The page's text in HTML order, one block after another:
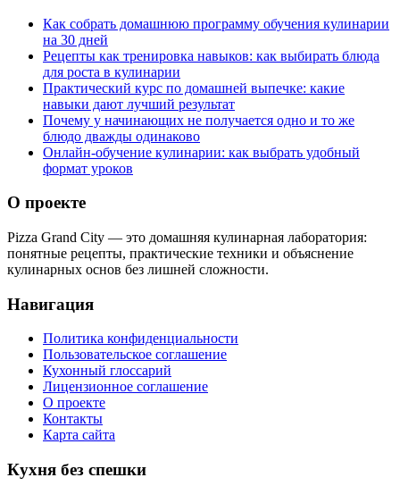
Как собрать домашнюю программу обучения кулинарии
на 30 дней
Рецепты как тренировка навыков: как выбирать блюда
для роста в кулинарии
Практический курс по домашней выпечке: какие
навыки дают лучший результат
Почему у начинающих не получается одно и то же
блюдо дважды одинаково
Онлайн-обучение кулинарии: как выбрать удобный
формат уроков
О проекте
Pizza Grand City — это домашняя кулинарная лаборатория:
понятные рецепты, практические техники и объяснение
кулинарных основ без лишней сложности.
Навигация
Политика конфиденциальности
Пользовательское соглашение
Кухонный глоссарий
Лицензионное соглашение
О проекте
Контакты
Карта сайта
Кухня без спешки